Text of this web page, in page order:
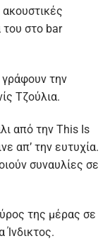
του στο bar
την
Τζούλια.
από την This Is
απ’ την ευτυχία.
συναυλίες σε
της μέρας σε
Ίνδικτος.